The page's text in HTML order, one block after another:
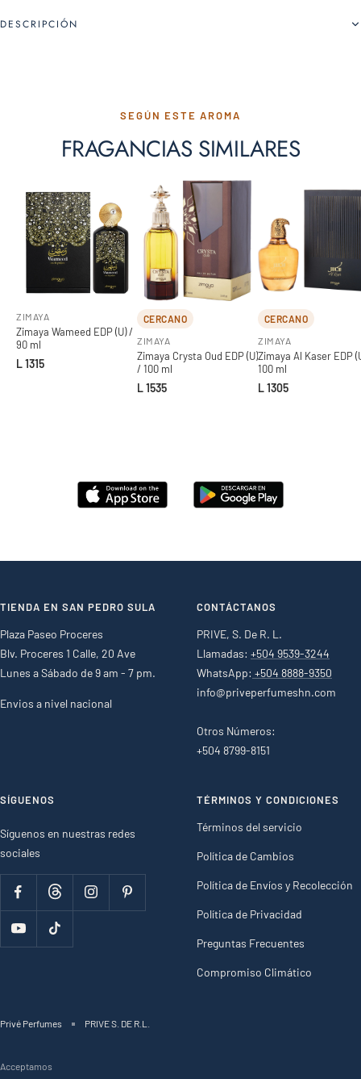
DESCRIPCIÓN
SEGÚN ESTE AROMA
FRAGANCIAS SIMILARES
ZIMAYA
Zimaya Wameed EDP (U) /
90 ml
L 1315
CERCANO
ZIMAYA
Zimaya Crysta Oud EDP (U)
/ 100 ml
L 1535
CERCANO
ZIMAYA
Zimaya Al Kaser EDP
100 ml
L 1305
TIENDA EN SAN PEDRO SULA
Plaza Paseo Proceres
Blv. Proceres 1 Calle, 20 Ave
Lunes a Sábado de 9 am - 7 pm.
Envios a nivel nacional
CONTÁCTANOS
PRIVE, S. De R. L.
Llamadas: +504 9539-3244
WhatsApp: +504 8888-9350
info@priveperfumeshn.com
Otros Números:
+504 8799-8151
SÍGUENOS
Síguenos en nuestras redes
sociales
TÉRMINOS Y CONDICIONES
Términos del servicio
Política de Cambios
Política de Envíos y Recolección
Política de Privacidad
Preguntas Frecuentes
Compromiso Climático
Privé Perfumes PRIVE S. DE R.L.
Acceptamos